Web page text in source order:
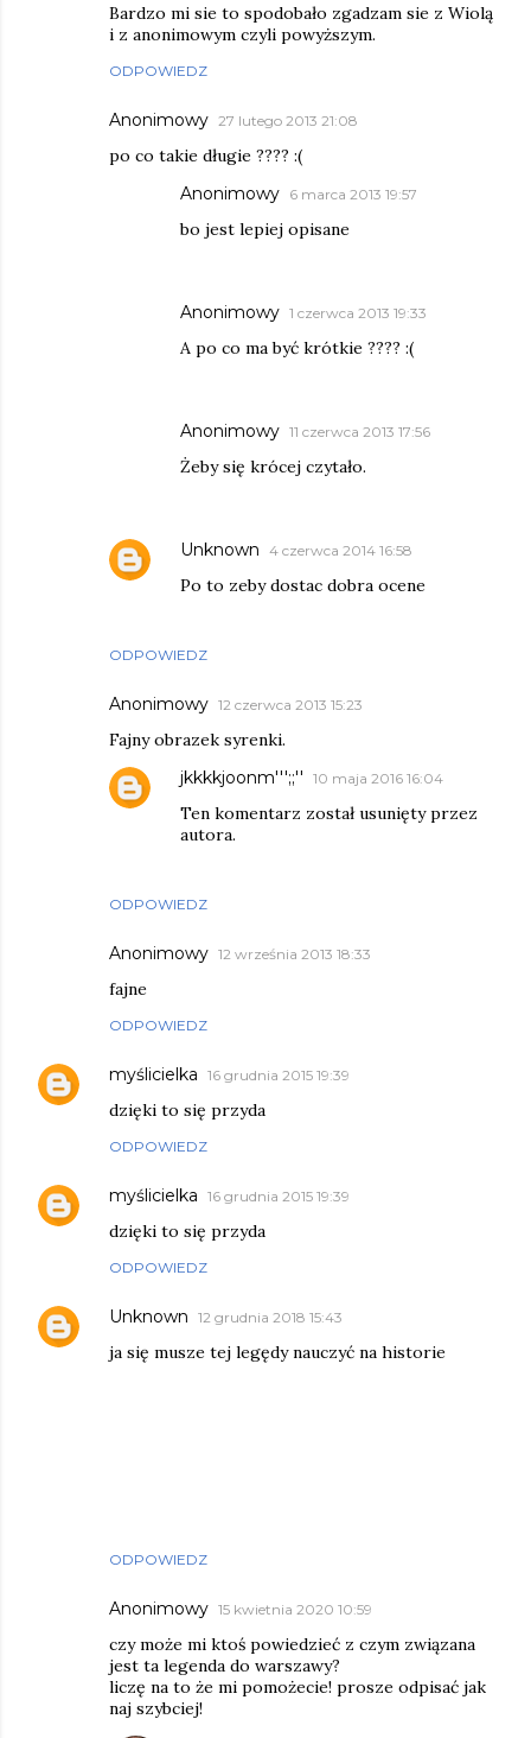
Bardzo mi sie to spodobało zgadzam sie z Wiolą
i z anonimowym czyli powyższym.
ODPOWIEDZ
Anonimowy 27 lutego 2013 21:08
po co takie długie ???? :(
ODPOWIEDZ
Anonimowy 6 marca 2013 19:57
bo jest lepiej opisane
Anonimowy 1 czerwca 2013 19:33
A po co ma być krótkie ???? :(
Anonimowy 11 czerwca 2013 17:56
Żeby się krócej czytało.
Unknown 4 czerwca 2014 16:58
Po to zeby dostac dobra ocene
Anonimowy 12 czerwca 2013 15:23
Fajny obrazek syrenki.
ODPOWIEDZ
jkkkkjoonm''';;'' 10 maja 2016 16:04
Ten komentarz został usunięty przez
autora.
Anonimowy 12 września 2013 18:33
fajne
ODPOWIEDZ
myślicielka 16 grudnia 2015 19:39
dzięki to się przyda
ODPOWIEDZ
myślicielka 16 grudnia 2015 19:39
dzięki to się przyda
ODPOWIEDZ
Unknown 12 grudnia 2018 15:43
ja się musze tej legędy nauczyć na historie
ODPOWIEDZ
Anonimowy 15 kwietnia 2020 10:59
czy może mi ktoś powiedzieć z czym związana
jest ta legenda do warszawy?
liczę na to że mi pomożecie! prosze odpisać jak
naj szybciej!